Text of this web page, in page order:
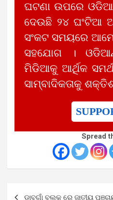
ଘଟଣା ଉପରେ
ଦେଉଛି ୨୪ ଘଂଟିଆ
ସଂକଟ ସମୟରେ
ସହଯୋଗ ।
ମିଡିଆକୁ ଆର୍ଥିକ
ସାମ୍ବାଦିକତାକୁ
Spread
ଡାବୁଗାଁ ବ୍ଲକ ରେ ଜାତୀୟ